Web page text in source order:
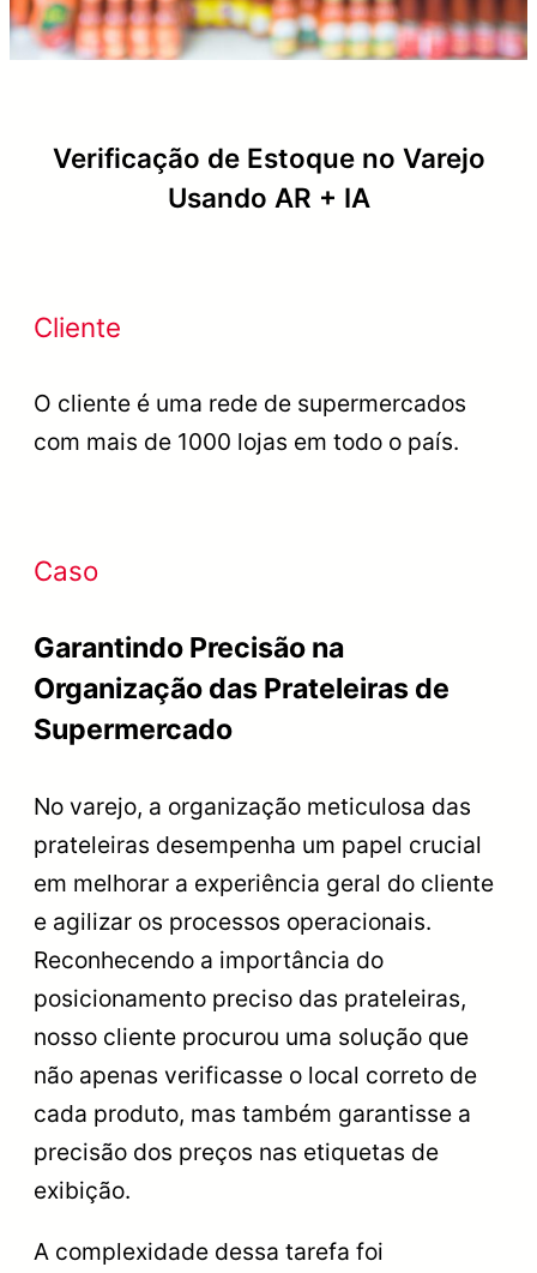
Verificação de Estoque no Varejo
Usando AR + IA
Cliente
O cliente é uma rede de supermercados
com mais de 1000 lojas em todo o país.
Caso
Garantindo Precisão na
Organização das Prateleiras de
Supermercado
No varejo, a organização meticulosa das
prateleiras desempenha um papel crucial
em melhorar a experiência geral do cliente
e agilizar os processos operacionais.
Reconhecendo a importância do
posicionamento preciso das prateleiras,
nosso cliente procurou uma solução que
não apenas verificasse o local correto de
cada produto, mas também garantisse a
precisão dos preços nas etiquetas de
exibição.
A complexidade dessa tarefa foi